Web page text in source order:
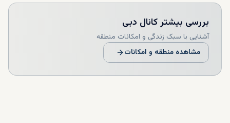
برای مشاوره رایگان، با ما در Dxboffplan تماس بگیرید و
ملک خود را در مورابا ویل، در یکی از ترندترین محله‌های دبی،
پالم جمیرا، رزرو کنید.
بررسی بیشترکانال دبی
آشنایی با سبک زندگی و امکانات منطقه
مشاهده منطقه و امکانات